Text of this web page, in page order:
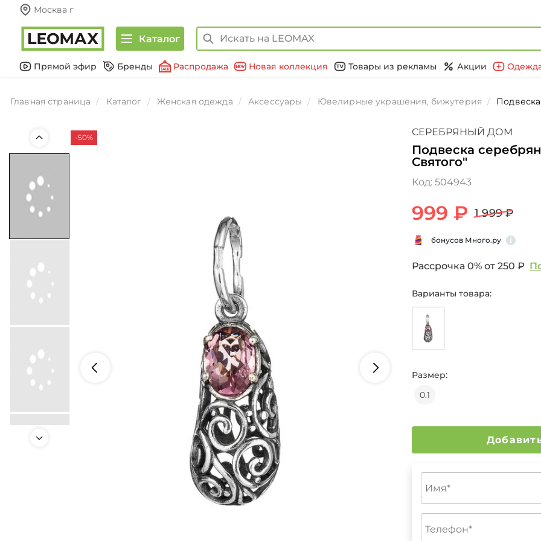
Москва г
Каталог
Прямой эфир Бренды Распродажа Новая коллекция Товары из рекламы Акции
Главная страница Каталог Женская одежда Аксессуары Ювелирные украшения, бижутерия
-50% СЕРЕБРЯНЫЙ ДОМ
Подвеска
Святого"
Код: 504943
999 ₽ 1 999 ₽
бонусов Много.ру
Рассрочка 0% от 250 ₽
Варианты товара:
Размер:
0.1